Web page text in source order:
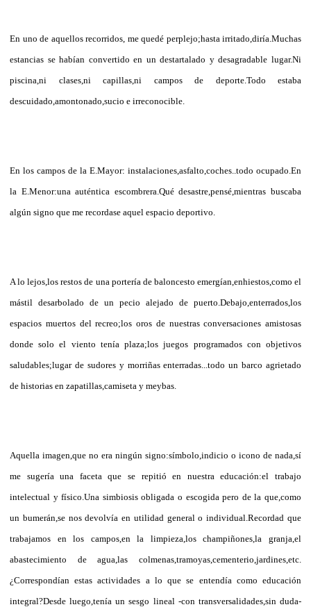
En uno de aquellos recorridos, me quedé perplejo;hasta irritado,diría.Muchas
estancias se habían convertido en un destartalado y desagradable lugar.Ni
piscina,ni clases,ni capillas,ni campos de deporte.Todo estaba
descuidado,amontonado,sucio e irreconocible.
En los campos de la E.Mayor: instalaciones,asfalto,coches..todo ocupado.En
la E.Menor:una auténtica escombrera.Qué desastre,pensé,mientras buscaba
algún signo que me recordase aquel espacio deportivo.
A lo lejos,los restos de una portería de baloncesto emergían,enhiestos,como el
mástil desarbolado de un pecio alejado de puerto.Debajo,enterrados,los
espacios muertos del recreo;los oros de nuestras conversaciones amistosas
donde solo el viento tenía plaza;los juegos programados con objetivos
saludables;lugar de sudores y morriñas enterradas...todo un barco agrietado
de historias en zapatillas,camiseta y meybas.
Aquella imagen,que no era ningún signo:símbolo,indicio o icono de nada,sí
me sugería una faceta que se repitió en nuestra educación:el trabajo
intelectual y físico.Una simbiosis obligada o escogida pero de la que,como
un bumerán,se nos devolvía en utilidad general o individual.Recordad que
trabajamos en los campos,en la limpieza,los champiñones,la granja,el
abastecimiento de agua,las colmenas,tramoyas,cementerio,jardines,etc.
¿Correspondían estas actividades a lo que se entendía como educación
integral?Desde luego,tenía un sesgo lineal -con transversalidades,sin duda-